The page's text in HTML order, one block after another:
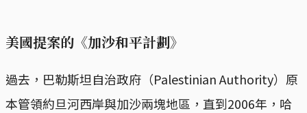
美國提案的《加沙和平計劃》
過去，巴勒斯坦自治政府（Palestinian Authority）原
本管領約旦河西岸與加沙兩塊地區，直到2006年，哈